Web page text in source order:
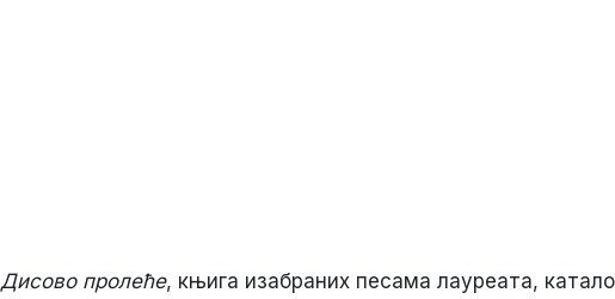
Дисово пролеће, књига изабраних песама лауреата,